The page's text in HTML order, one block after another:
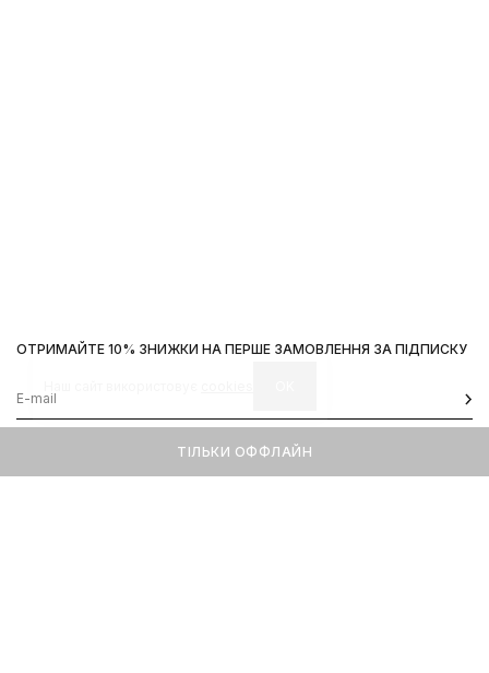
ТІЛЬКИ ОФФЛАЙН
ОТРИМАЙТЕ 10% ЗНИЖКИ НА ПЕРШЕ ЗАМОВЛЕННЯ ЗА ПІДПИСКУ